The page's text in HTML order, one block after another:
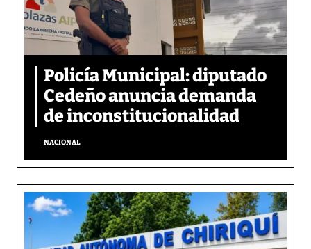
Policía Municipal: diputado
Cedeño anuncia demanda
de inconstitucionalidad
NACIONAL